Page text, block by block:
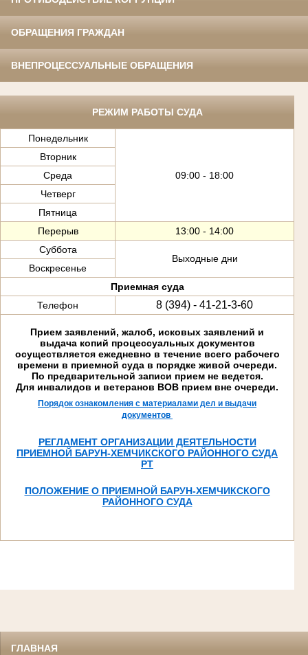
ОБРАЩЕНИЯ ГРАЖДАН
ВНЕПРОЦЕССУАЛЬНЫЕ ОБРАЩЕНИЯ
РЕЖИМ РАБОТЫ СУДА
Понедельник
09:00 - 18:00
Вторник
Среда
Четверг
Пятница
Перерыв
13:00 - 14:00
Суббота
Выходные дни
Воскресенье
Приемная суда
Телефон
8 (394) - 41-21-3-60
Прием заявлений, жалоб, исковых заявлений и
выдача копий процессуальных документов
осуществляется ежедневно в течение всего рабочего
времени в приемной суда в порядке живой очереди.
По предварительной записи прием не ведется.
Для инвалидов и ветеранов ВОВ прием вне очереди.
Порядок ознакомления с материалами дел и выдачи
документов
РЕГЛАМЕНТ ОРГАНИЗАЦИИ ДЕЯТЕЛЬНОСТИ
ПРИЕМНОЙ БАРУН-ХЕМЧИКСКОГО РАЙОННОГО СУДА
РТ
ПОЛОЖЕНИЕ О ПРИЕМНОЙ БАРУН-ХЕМЧИКСКОГО
РАЙОННОГО СУДА
ГЛАВНАЯ